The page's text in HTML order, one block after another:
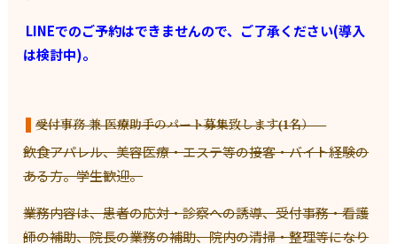
LINEでのご予約はできませんので、ご了承ください(導入
は検討中)。
受付事務 兼 医療助手のパート募集致します(1名）
飲食アパレル、美容医療・エステ等の接客・バイト経験の
ある方。学生歓迎。
業務内容は、患者の応対・診察への誘導、受付事務・看護
師の補助、院長の業務の補助、院内の清掃・整理等になり